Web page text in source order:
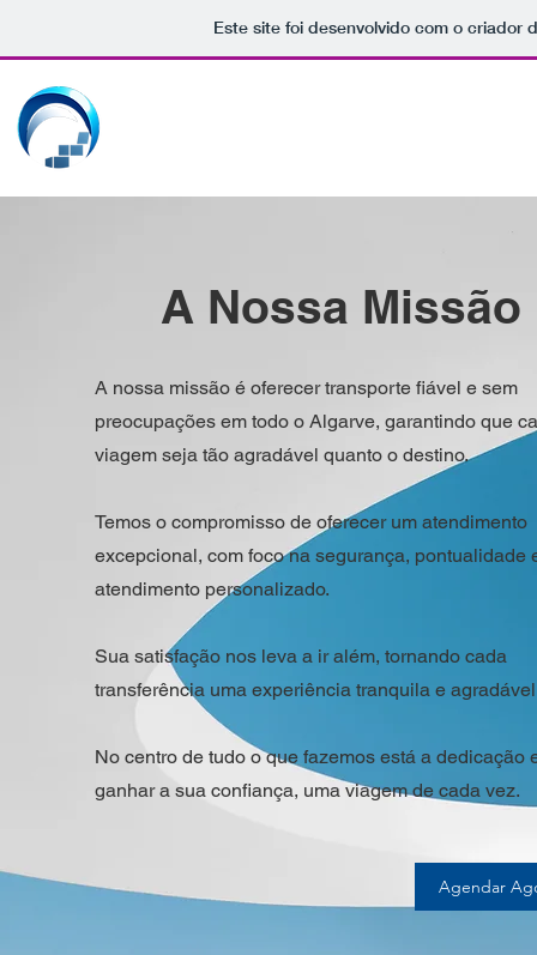
Este site foi desenvolvido com o criador
A Nossa Missão
A nossa missão é oferecer transporte fiável e sem
preocupações em todo o Algarve, garantindo que
viagem seja tão agradável quanto o destino.
Temos o compromisso de oferecer um atendimento
excepcional, com foco na segurança, pontualidade
atendimento personalizado.
Sua satisfação nos leva a ir além, tornando cada
transferência uma experiência tranquila e
No centro de tudo o que fazemos está a dedicação
ganhar a sua confiança, uma viagem de cada vez.
Agendar